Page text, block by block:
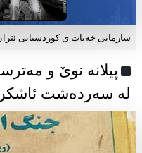
سازمانی خەبات ی كوردستانی
پیلانە نوێ و
لە سەردەشت